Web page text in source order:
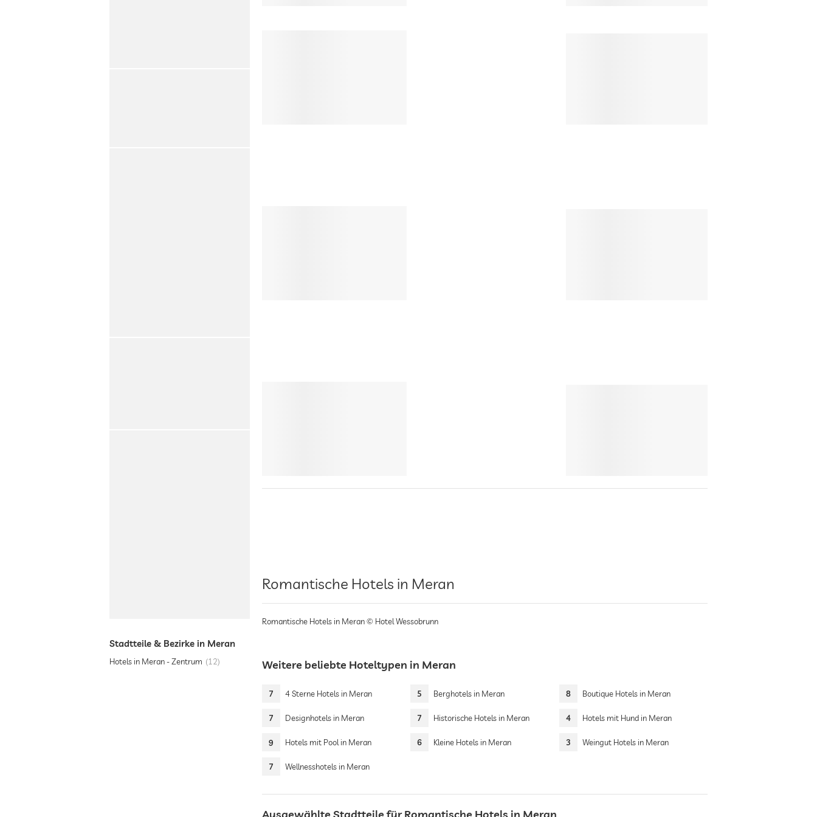
Stadtteile & Bezirke in Meran
Hotels in Meran - Zentrum 12
Romantische Hotels in Meran
Romantische Hotels in Meran © Hotel Wessobrunn
Weitere beliebte Hoteltypen in Meran
7 4 Sterne Hotels in Meran 5 Berghotels in Meran 8 Boutique Hotels in Meran
7 Designhotels in Meran 7 Historische Hotels in Meran 4 Hotels mit Hund in Meran
9 Hotels mit Pool in Meran 6 Kleine Hotels in Meran 3 Weingut Hotels in Meran
7 Wellnesshotels in Meran